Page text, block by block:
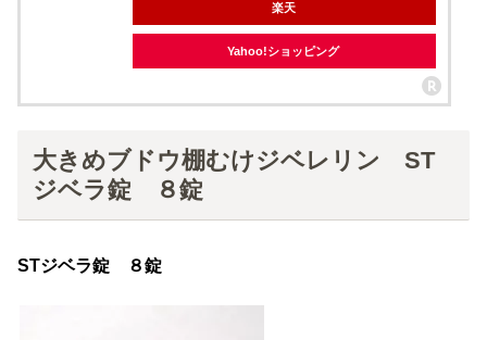
楽天
Yahoo!ショッピング
大きめブドウ棚むけジベレリン ST
ジベラ錠 ８錠
STジベラ錠 ８錠